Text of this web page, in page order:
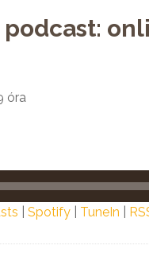
óra
Spotify TuneIn